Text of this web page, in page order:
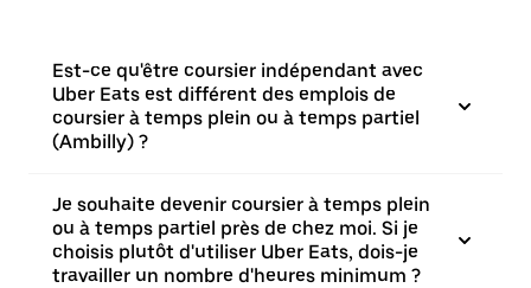
Est-ce qu'être coursier indépendant avec
Uber Eats est différent des emplois de
coursier à temps plein ou à temps partiel
(Ambilly) ?
Je souhaite devenir coursier à temps plein
ou à temps partiel près de chez moi. Si je
choisis plutôt d'utiliser Uber Eats, dois-je
travailler un nombre d'heures minimum ?